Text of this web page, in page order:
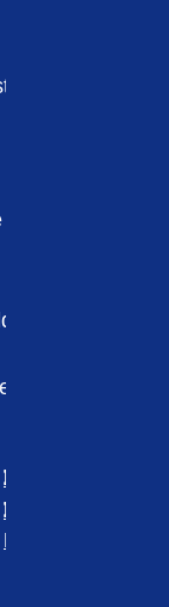
KIRSTEN
IJSSELSTEIN